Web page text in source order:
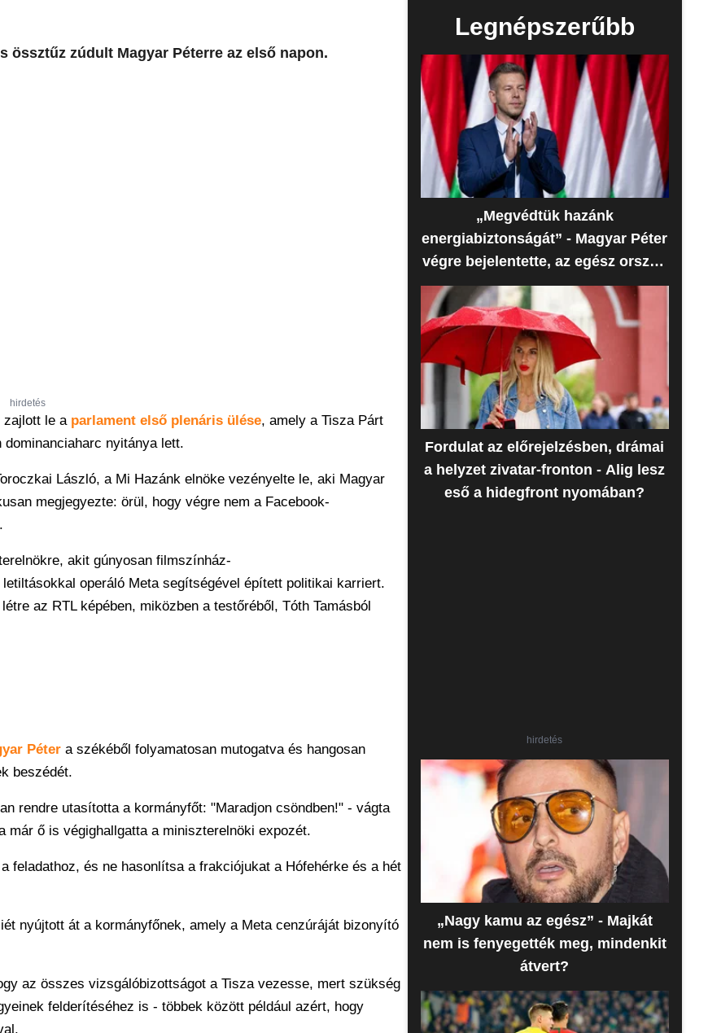
össztűz zúdult Magyar Péterre az első napon.
hirdetés
zajlott le a parlament első plenáris ülése, amely a Tisza Párt
nyitánya lett.
László, a Mi Hazánk elnöke vezényelte le, aki Magyar
megjegyezte: örül, hogy végre nem a Facebook-
akit gúnyosan filmszínház-
operáló Meta segítségével épített politikai karriert.
az RTL képében, miközben a testőréből, Tóth Tamásból
Péter a székéből folyamatosan mutogatva és hangosan
beszédét.
rendre utasította a kormányfőt: "Maradjon csöndben!" - vágta
már ő is végighallgatta a miniszterelnöki expozét.
feladathoz, és ne hasonlítsa a frakciójukat a Hófehérke és a hét
nyújtott át a kormányfőnek, amely a Meta cenzúráját bizonyító
az összes vizsgálóbizottságot a Tisza vezesse, mert szükség
felderítéséhez is - többek között például azért, hogy
Legnépszerűbb
„Megvédtük hazánk
energiabiztonságát” - Magyar Péter
végre bejelentette, az egész ország
erre várt
Fordulat az előrejelzésben, drámai
a helyzet zivatar-fronton - Alig lesz
eső a hidegfront nyomában?
hirdetés
„Nagy kamu az egész” - Majkát
nem is fenyegették meg, mindenkit
átvert?